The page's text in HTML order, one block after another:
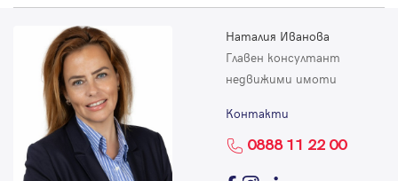
Наталия Иванова
Главен консултант
недвижими имоти
Контакти
0888 11 22 00